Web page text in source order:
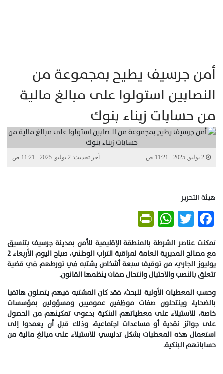
أمن جرسيف يطيح بمجموعة من
النصابين استولوا على مبالغ مالية
من حسابات زبناء بنوك
آخر تحديث: 2 يوليو, 2025 - 11:21 ص
هيئة التحرير
Facebook
Twitter
WhatsApp
تمكنت عناصر الشرطة بالمنطقة الإقليمية للأمن بمدينة جرسيف بتنسيق
مع مصالح المديرية العامة لمراقبة التراب الوطني، صباح اليوم الأربعاء 2
يوليوز الجاري، من توقيف سبعة أشخاص يشتبه في تورطهم في قضية
تتعلق بالنصب والاحتيال وانتحال صفات ينظمها القانون.
وحسب المعطيات الأولية للبحث، فقد كان المشتبه فيهم يتصلون هاتفيا
بالضحايا، وينتحلون صفات موظفين عموميين ومسؤولين بمؤسسات
خاصة، للاستيلاء على معطياتهم البنكية بدعوى تمكينهم من الحصول
على جوائز نقدية أو مساعدات اجتماعية، وذلك قبل أن يعمدوا إلى
استعمال هذه المعطيات بشكل تدليسي للاستيلاء على مبالغ مالية من
حساباتهم البنكية.